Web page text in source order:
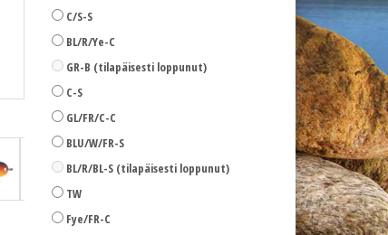
Kuusamo Räsänen Helmi väri BLU
C/S-S
BL/R/Ye-C
GR-B (tilapäisesti loppunut)
C-S
GL/FR/C-C
BLU/W/FR-S
BL/R/BL-S (tilapäisesti loppunut)
TW
Fye/FR-C